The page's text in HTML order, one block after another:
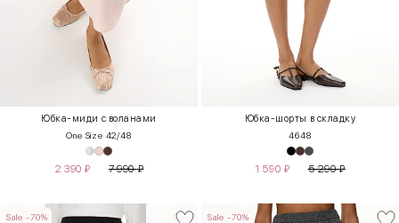
Юбка-миди с воланами
One Size 42/48
2 390 ₽ 7 990₽
Юбка-шорты в складку
4648
1 590 ₽ 5 290₽
Sale -70% Sale -70%